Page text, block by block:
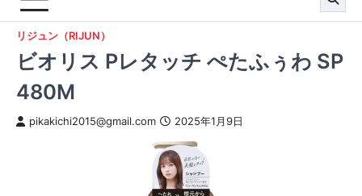
リジュン（RIJUN）
ビオリス Pレタッチ ぺたふぅわ SP
480M
pikakichi2015@gmail.com 2025年1月9日